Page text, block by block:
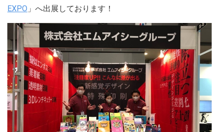
EXPO 」へ出展しております！